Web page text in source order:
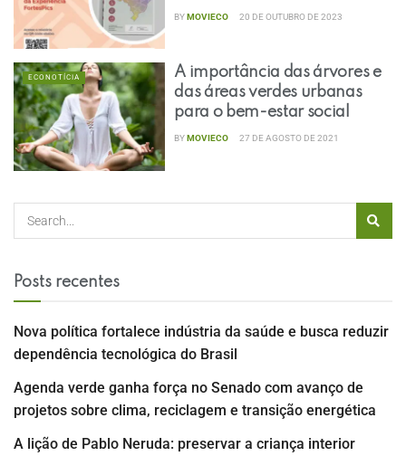
BYMOVIECO 20 DE OUTUBRO DE 2023
ECONOTÍCIA
A importância das árvores e
das áreas verdes urbanas
para o bem-estar social
BYMOVIECO 27 DE AGOSTO DE 2021
Posts recentes
Nova política fortalece indústria da saúde e busca reduzir
dependência tecnológica do Brasil
Agenda verde ganha força no Senado com avanço de
projetos sobre clima, reciclagem e transição energética
A lição de Pablo Neruda: preservar a criança interior